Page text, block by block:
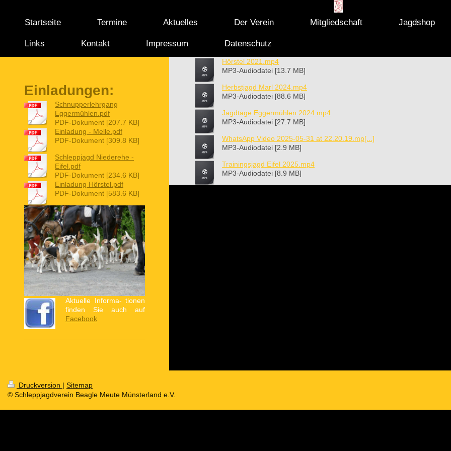
Startseite Termine Aktuelles Der Verein Mitgliedschaft Jagdshop
Links Kontakt Impressum Datenschutz
Hörstel 2021.mp4
MP3-Audiodatei [13.7 MB]
Herbstjagd Marl 2024.mp4
MP3-Audiodatei [88.6 MB]
Jagdtage Eggermühlen 2024.mp4
MP3-Audiodatei [27.7 MB]
WhatsApp Video 2025-05-31 at 22.20.19.mp[...]
MP3-Audiodatei [2.9 MB]
Trainingsjagd Eifel 2025.mp4
MP3-Audiodatei [8.9 MB]
Einladungen:
Schnupperlehrgang
Eggermühlen.pdf
PDF-Dokument [207.7 KB]
Einladung - Melle.pdf
PDF-Dokument [309.8 KB]
Schleppjagd Niederehe -
Eifel.pdf
PDF-Dokument [234.6 KB]
Einladung Hörstel.pdf
PDF-Dokument [583.6 KB]
Aktuelle Informa- tionen
finden Sie auch auf
Facebook
Druckversion | Sitemap
© Schleppjagdverein Beagle Meute Münsterland e.V.